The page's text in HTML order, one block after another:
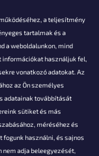
a teljesítmény
tartalmak és a
a weboldalunkon, mind
információkat használjuk fel,
vonatkozó adatokat. Az
az Ön személyes
adatainak továbbítását
sütiket és más
méréséhez és
fogunk használni, és sajnos
adja beleegyezését,